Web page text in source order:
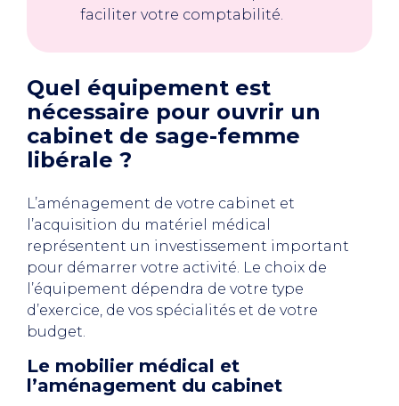
faciliter votre comptabilité.
Quel équipement est
nécessaire pour ouvrir un
cabinet de sage-femme
libérale ?
L’aménagement de votre cabinet et
l’acquisition du matériel médical
représentent un investissement important
pour démarrer votre activité. Le choix de
l’équipement dépendra de votre type
d’exercice, de vos spécialités et de votre
budget.
Le mobilier médical et
l’aménagement du cabinet